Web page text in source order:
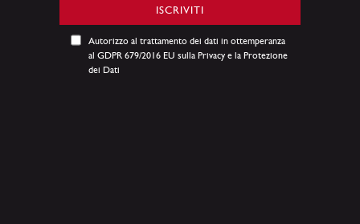
nostra
ISCRIVITI
Autorizzo al trattamento dei dati in ottemperanza
al GDPR 679/2016 EU sulla Privacy e la Protezione
dei Dati